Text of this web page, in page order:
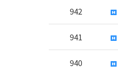
942
941
940